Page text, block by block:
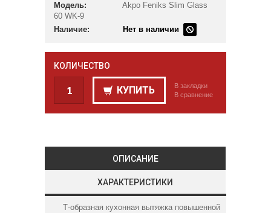
Модель:
Akpo Feniks Slim Glass
60 WK-9
Наличие:
Нет в наличии
КОЛИЧЕСТВО
КУПИТЬ
В закладки
В сравнение
ОПИСАНИЕ
ХАРАКТЕРИСТИКИ
Т-образная кухонная вытяжка повышенной